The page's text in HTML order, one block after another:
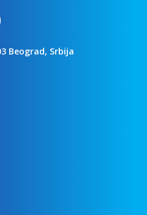
Beograd, Srbija